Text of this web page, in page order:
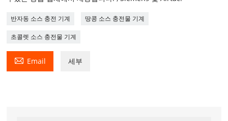
반자동 소스 충전 기계 땅콩 소스 충전물 기계
초콜렛 소스 충전물 기계
 Email 세부